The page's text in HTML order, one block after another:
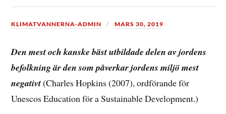
KLIMATVANNERNA-ADMIN MARS 30, 2019
Den mest och kanske bäst utbildade delen av jordens
befolkning är den som påverkar jordens miljö mest
negativt(Charles Hopkins (2007), ordförande för
Unescos Education för a Sustainable Development.)